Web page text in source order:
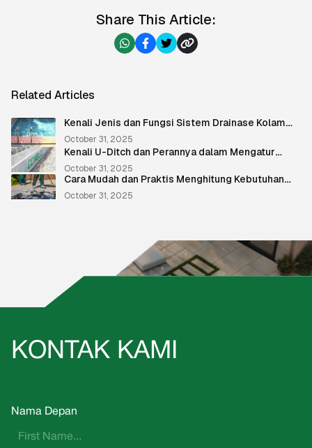
Share This Article:
Related Articles
Kenali Jenis dan Fungsi Sistem Drainase Kolam
Renang
October 31, 2025
Kenali U-Ditch dan Perannya dalam Mengatur
Aliran Air
October 31, 2025
Cara Mudah dan Praktis Menghitung Kebutuhan
Paving Block
October 31, 2025
KONTAK KAMI
Nama Depan